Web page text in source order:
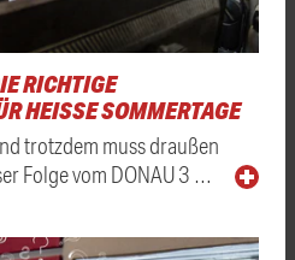
RICHTIGE
HEISSE SOMMERTAGE
trotzdem muss draußen
Folge vom DONAU 3 …